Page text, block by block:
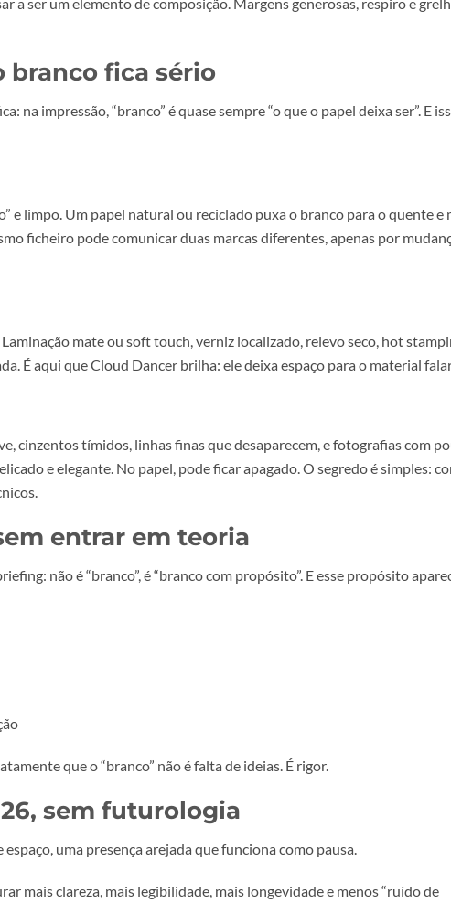
com sombras suaves, volumes discretos, fotografia com
é particularmente eficaz em anúncios, capas e embalagens
de qualidade.
e passar a ser um elemento de composição. Margens
o branco fica sério
e limpo. Um papel natural ou reciclado puxa o branco
O mesmo ficheiro pode comunicar duas marcas diferentes,
Laminação mate ou soft touch, verniz localizado, relevo
leve, cinzentos tímidos, linhas finas que desaparecem, e
técnicos.
sem entrar em teoria